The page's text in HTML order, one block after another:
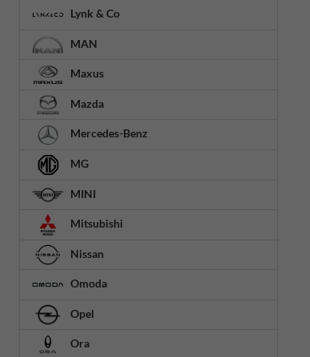
Lynk & Co
MAN
Maxus
Mazda
Mercedes-Benz
MG
MINI
Mitsubishi
Nissan
Omoda
Opel
Ora